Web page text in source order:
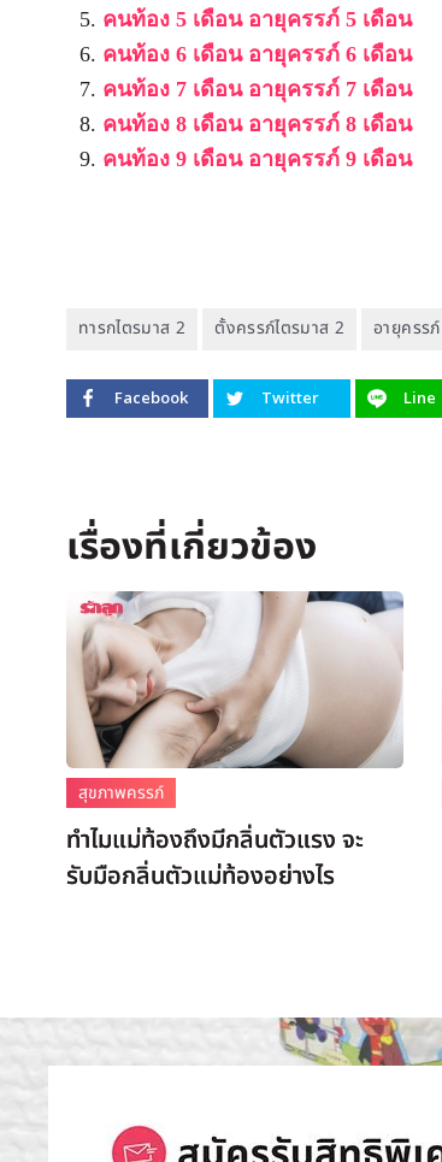
คนท้อง 5 เดือน อายุครรภ์ 5 เดือน
คนท้อง 6 เดือน อายุครรภ์ 6 เดือน
คนท้อง 7 เดือน อายุครรภ์ 7 เดือน
คนท้อง 8 เดือน อายุครรภ์ 8 เดือน
คนท้อง 9 เดือน อายุครรภ์ 9 เดือน
ทารกไตรมาส 2 ตั้งครรภ์ไตรมาส 2 อายุครรภ์
Facebook Twitter Line
สุขภาพครรภ์
ทำไมแม่ท้องถึงมีกลิ่นตัวแรง จะ
รับมือกลิ่นตัวแม่ท้องอย่างไร